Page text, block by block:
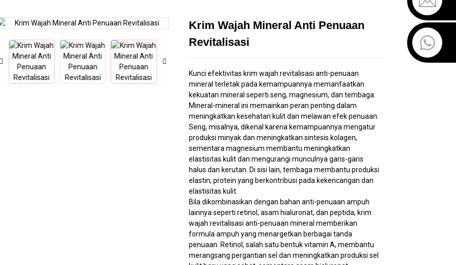
Loading...
Loading... Loading...
Loading... Loading...
Loading...
Krim Wajah Mineral Anti Penuaan
Revitalisasi
Kunci efektivitas krim wajah revitalisasi anti-penuaan
mineral terletak pada kemampuannya memanfaatkan
kekuatan mineral seperti seng, magnesium, dan tembaga.
Mineral-mineral ini memainkan peran penting dalam
meningkatkan kesehatan kulit dan melawan efek penuaan.
Seng, misalnya, dikenal karena kemampuannya mengatur
produksi minyak dan meningkatkan sintesis kolagen,
sementara magnesium membantu meningkatkan
elastisitas kulit dan mengurangi munculnya garis-garis
halus dan kerutan. Di sisi lain, tembaga membantu produksi
elastin, protein yang berkontribusi pada kekencangan dan
elastisitas kulit.
Bila dikombinasikan dengan bahan anti-penuaan ampuh
lainnya seperti retinol, asam hialuronat, dan peptida, krim
wajah revitalisasi anti-penuaan mineral memberikan
formula ampuh yang menargetkan berbagai tanda
penuaan. Retinol, salah satu bentuk vitamin A, membantu
merangsang pergantian sel dan meningkatkan produksi sel